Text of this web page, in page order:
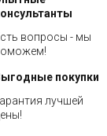
вопросы - мы
покупки
лучшей